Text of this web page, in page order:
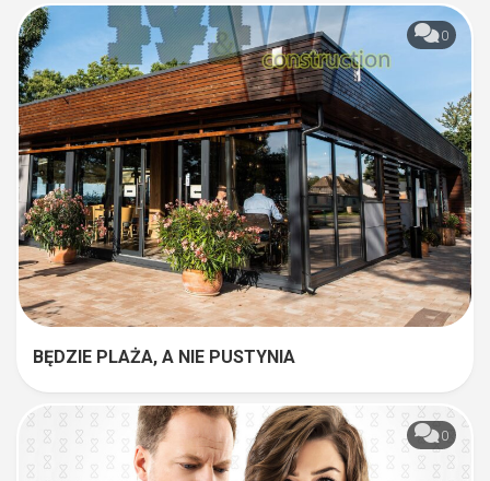
0
BĘDZIE PLAŻA, A NIE PUSTYNIA
0